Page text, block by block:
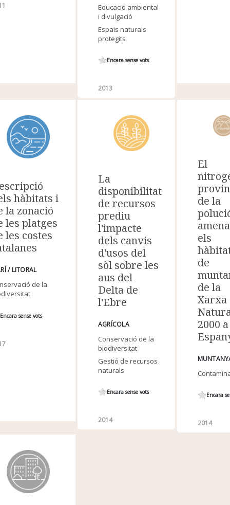
Educació ambiental
i divulgació
Espais naturals
protegits
Encara sense vots
2013
hàbitats i
la zonació
les platges
les costes
/ LITORAL
de la
Encara sense vots
La
disponibilitat
de recursos
prediu
l'impacte
dels canvis
d'usos del
sòl sobre les
aus del
Delta de
l'Ebre
AGRÍCOLA
Conservació de la
biodiversitat
Gestió de recursos
naturals
Encara sense vots
2014
El
de la
els
de
de la
Xarxa
2000 a
Encara
2014